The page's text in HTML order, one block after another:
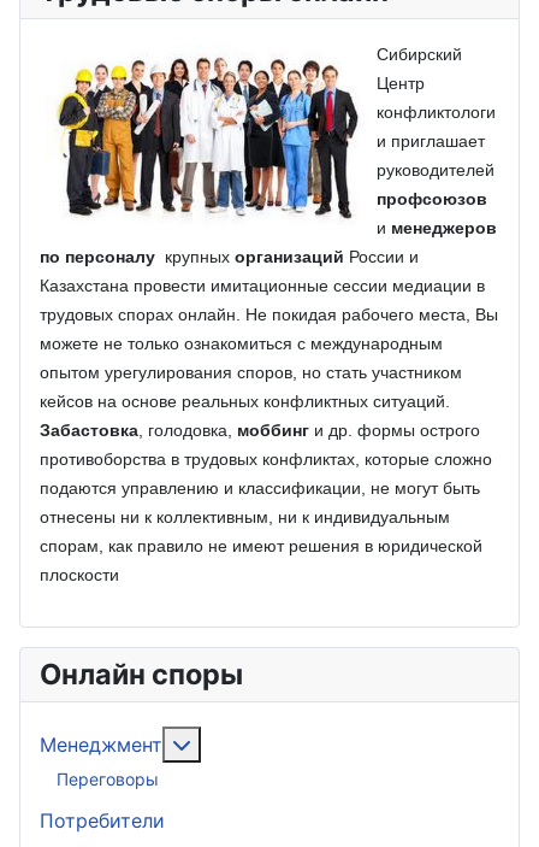
Сибирский
Центр
конфликтологи
и приглашает
руководителей
профсоюзов
и менеджеров
по персоналу крупных организаций России и
Казахстана провести имитационные сессии медиации в
трудовых спорах онлайн. Не покидая рабочего места, Вы
можете не только ознакомиться с международным
опытом урегулирования споров, но стать участником
кейсов на основе реальных конфликтных ситуаций.
Забастовка , голодовка, моббинг и др. формы острого
противоборства в трудовых конфликтах, которые сложно
подаются управлению и классификации, не могут быть
отнесены ни к коллективным, ни к индивидуальным
спорам, как правило не имеют решения в юридической
плоскости
Онлайн споры
Менеджмент
Переговоры
Потребители